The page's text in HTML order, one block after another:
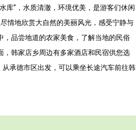
库”，水质清澈，环境优美，是游客们休闲
情地欣赏大自然的美丽风光，感受宁静与
品尝地道的农家美食，了解当地的民俗
，韩家店乡周边有多家酒店和民宿供您选
承德市区出发，可以乘坐长途汽车前往韩